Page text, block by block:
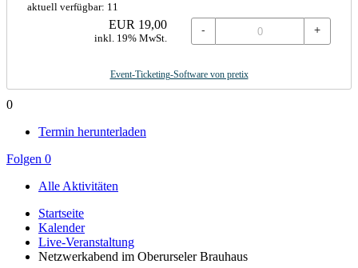
aktuell verfügbar: 11
EUR 19,00
inkl. 19% MwSt.
- +
Event-Ticketing-Software von pretix
0
Termin herunterladen
Folgen 0
Alle Aktivitäten
Startseite
Kalender
Live-Veranstaltung
Netzwerkabend im Oberurseler Brauhaus